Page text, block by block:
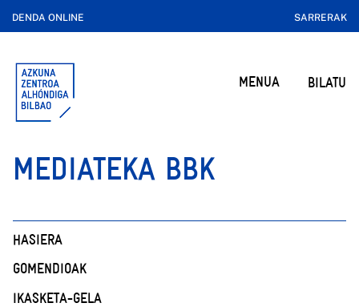
DENDA ONLINE SARRERAK
MENUA BILATU
MEDIATEKA BBK
HASIERA
GOMENDIOAK
IKASKETA-GELA